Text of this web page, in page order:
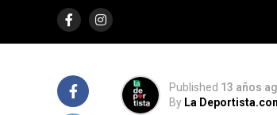
Una de las mejores deportistas en
también deslumbra con video fuera
Published 13 años
By La